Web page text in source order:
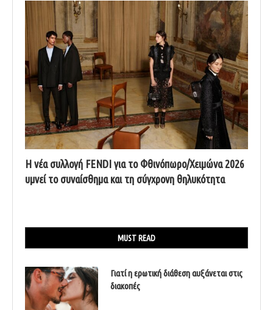
Η νέα συλλογή FENDI για το Φθινόπωρο/Χειμώνα 2026
υμνεί το συναίσθημα και τη σύγχρονη θηλυκότητα
MUST READ
Γιατί η ερωτική διάθεση αυξάνεται στις
διακοπές